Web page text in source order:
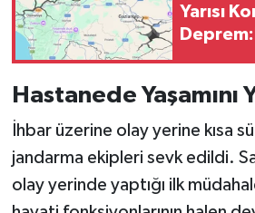
Yarısı
Hastanede Yaşamını
İhbar üzerine olay yerine kısa
jandarma ekipleri sevk edildi.
olay yerinde yaptığı ilk